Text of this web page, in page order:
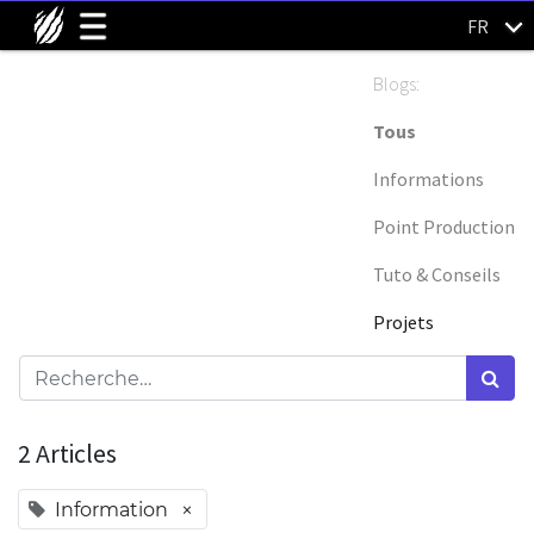
FR
Blogs:
Tous
Informations
Point Production
Tuto & Conseils
Projets
2 Articles
Information ×